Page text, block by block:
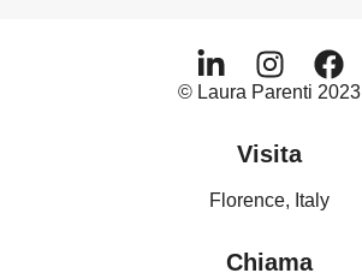
© Laura Parenti 2023
Visita
Florence, Italy
Chiama